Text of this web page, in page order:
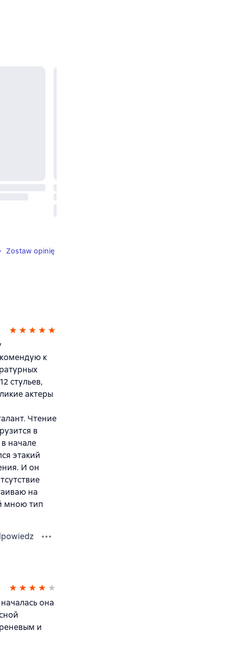
Zostaw opinię
к
стульев,
актеры
Чтение
в
начале
этакий
И он
на
мною тип
она
и